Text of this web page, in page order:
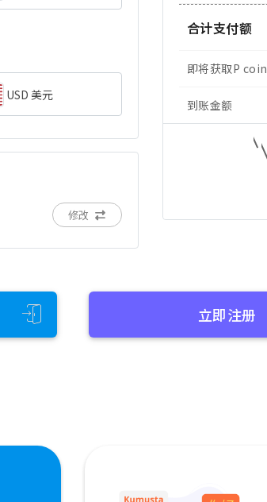
USD 美元
修改
合计支付额
即将获取P coin
到账金额
立即注册